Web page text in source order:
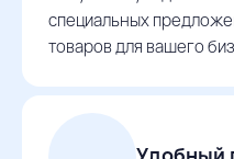
специальных
товаров для вашего